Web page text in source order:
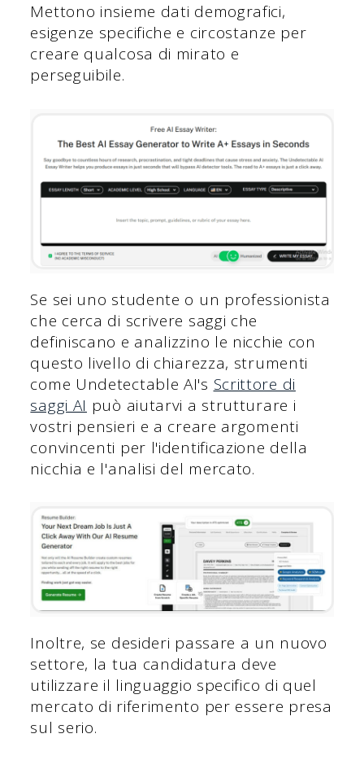
Mettono insieme dati demografici,
esigenze specifiche e circostanze per
creare qualcosa di mirato e
perseguibile.
Se sei uno studente o un professionista
che cerca di scrivere saggi che
definiscano e analizzino le nicchie con
questo livello di chiarezza, strumenti
come Undetectable AI's Scrittore di
saggi AI può aiutarvi a strutturare i
vostri pensieri e a creare argomenti
convincenti per l'identificazione della
nicchia e l'analisi del mercato.
Inoltre, se desideri passare a un nuovo
settore, la tua candidatura deve
utilizzare il linguaggio specifico di quel
mercato di riferimento per essere presa
sul serio.